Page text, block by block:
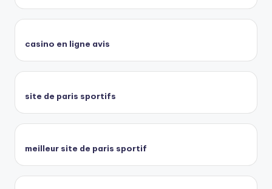
casino en ligne avis
site de paris sportifs
meilleur site de paris sportif